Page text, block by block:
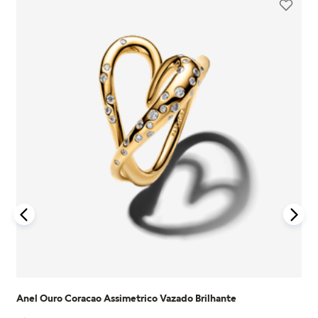
Anel Ouro Coracao Assimetrico Vazado Brilhante